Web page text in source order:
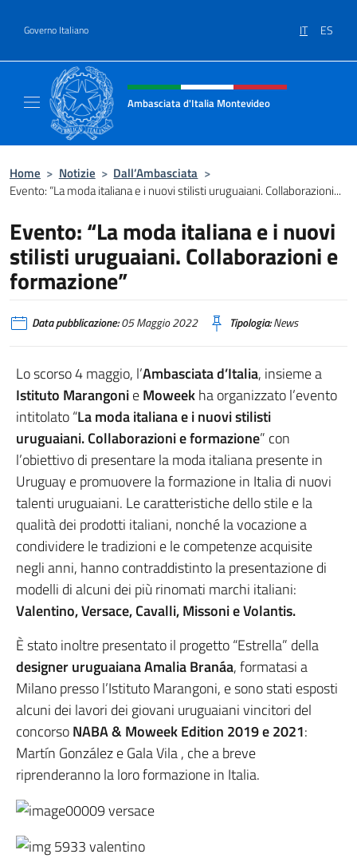
Governo Italiano IT ES
Intestazione sito, social e menù
Ambasciata d'Italia Montevideo
Home > Notizie > Dall’Ambasciata >
Evento: “La moda italiana e i nuovi stilisti uruguaiani. Collaborazioni...
Evento: “La moda italiana e i nuovi
stilisti uruguaiani. Collaborazioni e
formazione”
Data pubblicazione:05 Maggio 2022 Tipologia:News
Lo scorso 4 maggio, l’Ambasciata d’Italia, insieme a
Istituto MarangonieMoweekha organizzato l’evento
intitolato “La moda italiana e i nuovi stilisti
uruguaiani. Collaborazioni e formazione” con
l’obiettivo di presentare la moda italiana presente in
Uruguay e promuovere la formazione in Italia di nuovi
talenti uruguaiani. Le caratteristiche dello stile e la
qualità dei prodotti italiani, nonché la vocazione a
condividere le tradizioni e le competenze acquisite
negli anni, hanno contraddistinto la presentazione di
modelli di alcuni dei più rinomati marchi italiani:
Valentino, Versace, Cavalli, Missoni e Volantis.
È stato inoltre presentato il progetto “Estrella” della
designer uruguaiana Amalia Branáa, formatasi a
Milano presso l’Istituto Marangoni, e sono stati esposti
alcuni dei lavori dei giovani uruguaiani vincitori del
concorsoNABA & Moweek Edition 2019 e 2021:
Martín González e Gala Vila , che a breve
riprenderanno la loro formazione in Italia.